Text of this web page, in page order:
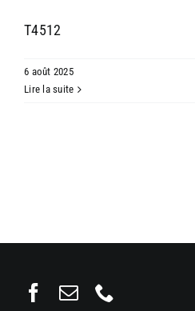
T4512
6 août 2025
Lire la suite